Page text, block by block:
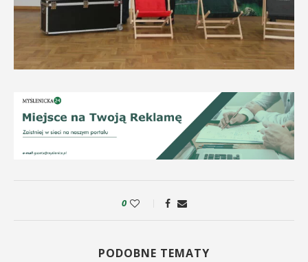
0
PODOBNE TEMATY